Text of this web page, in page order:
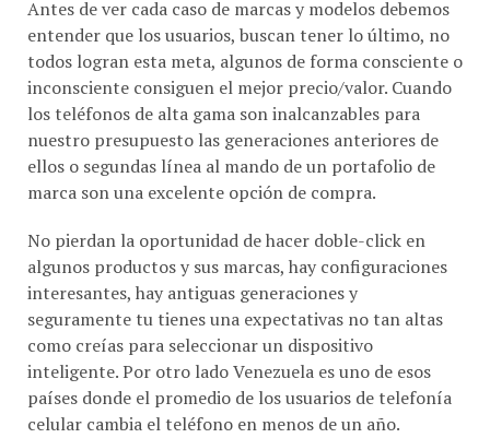
Antes de ver cada caso de marcas y modelos debemos
entender que los usuarios, buscan tener lo último, no
todos logran esta meta, algunos de forma consciente o
inconsciente consiguen el mejor precio/valor. Cuando
los teléfonos de alta gama son inalcanzables para
nuestro presupuesto las generaciones anteriores de
ellos o segundas línea al mando de un portafolio de
marca son una excelente opción de compra.
No pierdan la oportunidad de hacer doble-click en
algunos productos y sus marcas, hay configuraciones
interesantes, hay antiguas generaciones y
seguramente tu tienes una expectativas no tan altas
como creías para seleccionar un dispositivo
inteligente. Por otro lado Venezuela es uno de esos
países donde el promedio de los usuarios de telefonía
celular cambia el teléfono en menos de un año.